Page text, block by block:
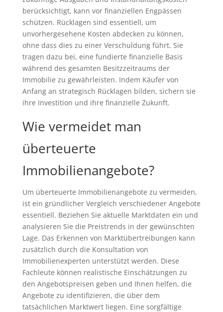
berücksichtigt, kann vor finanziellen Engpässen
schützen. Rücklagen sind essentiell, um
unvorhergesehene Kosten abdecken zu können,
ohne dass dies zu einer Verschuldung führt. Sie
tragen dazu bei, eine fundierte finanzielle Basis
während des gesamten Besitzzeitraums der
Immobilie zu gewährleisten. Indem Käufer von
Anfang an strategisch Rücklagen bilden, sichern sie
ihre Investition und ihre finanzielle Zukunft.
Wie vermeidet man
überteuerte
Immobilienangebote?
Um überteuerte Immobilienangebote zu vermeiden,
ist ein gründlicher Vergleich verschiedener Angebote
essentiell. Beziehen Sie aktuelle Marktdaten ein und
analysieren Sie die Preistrends in der gewünschten
Lage. Das Erkennen von Marktübertreibungen kann
zusätzlich durch die Konsultation von
Immobilienexperten unterstützt werden. Diese
Fachleute können realistische Einschätzungen zu
den Angebotspreisen geben und Ihnen helfen, die
Angebote zu identifizieren, die über dem
tatsächlichen Marktwert liegen. Eine sorgfältige